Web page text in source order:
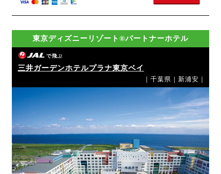
東京ディズニーリゾート®パートナーホテル
で飛ぶ
三井ガーデンホテルプラナ東京ベイ
｜千葉県｜新浦安｜